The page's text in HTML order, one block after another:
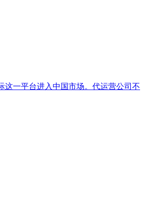
这一平台进入中国市场。代运营公司不